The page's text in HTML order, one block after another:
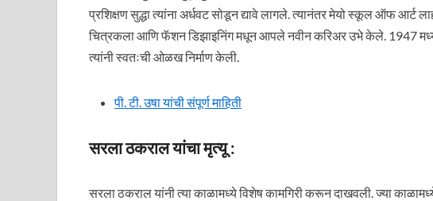
प्रशिक्षण सुद्धा त्यांना अर्धवट सोडून द्यावे लागले. त्यानंतर मेयो स्कूल ऑफ आर्ट
चित्रकला आणि फॅशन डिझाइनिंग मधून आपले नवीन करिअर उभे केले. 1947 मध्ये
त्यांनी स्वतःची ओळख निर्माण केली.
पी. टी. उषा यांची संपूर्ण माहिती
सरला ठकराल यांचा मृत्यू :
सरला ठकराल यांनी त्या काळामध्ये विशेष कामगिरी करून दाखवली. ज्या